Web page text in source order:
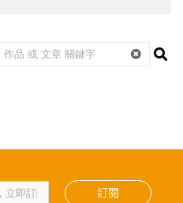
訂閱